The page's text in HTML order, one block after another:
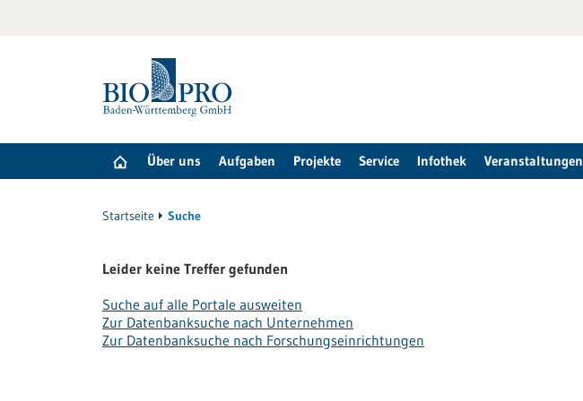
Über uns Aufgaben Projekte Service Infothek Veranstaltungen
Startseite Suche
Leider keine Treffer gefunden
Suche auf alle Portale ausweiten
Zur Datenbanksuche nach Unternehmen
Zur Datenbanksuche nach Forschungseinrichtungen